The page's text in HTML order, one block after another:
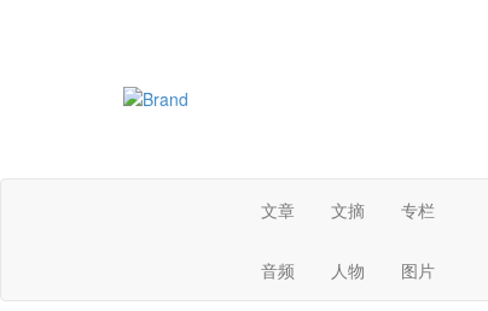
文章 文摘 专栏
音频 人物 图片